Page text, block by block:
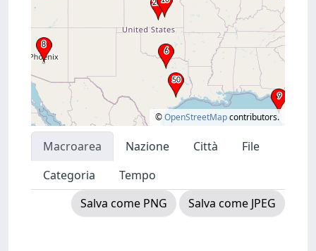
©OpenStreetMapcontributors.
Macroarea Nazione Città
File
Categoria
Tempo
Salva come PNG
Salva come JPEG